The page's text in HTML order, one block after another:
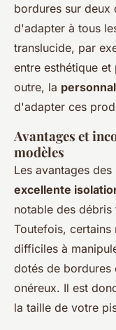
bordures sur deux
d'adapter à tous
translucide, par
entre esthétique
outre, la
d'adapter ces
Avantages et
modèles
Les avantages
excellente
notable des
Toutefois, certains
difficiles à
dotés de bordures
onéreux. Il est
la taille de votre